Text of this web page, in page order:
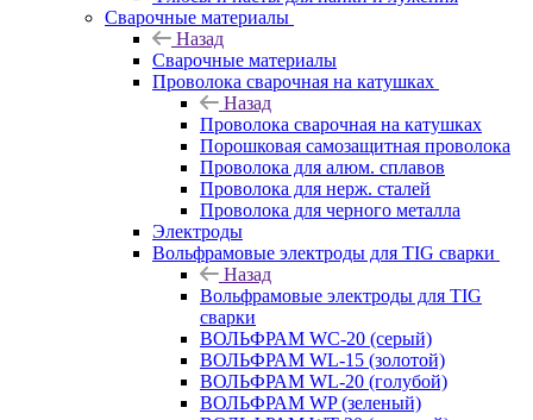
Сварочные материалы
Назад
Сварочные материалы
Проволока сварочная на катушках
Назад
Проволока сварочная на катушках
Порошковая самозащитная проволока
Проволока для алюм. сплавов
Проволока для нерж. сталей
Проволока для черного металла
Электроды
Вольфрамовые электроды для TIG сварки
Назад
Вольфрамовые электроды для TIG
сварки
ВОЛЬФРАМ WC-20 (серый)
ВОЛЬФРАМ WL-15 (золотой)
ВОЛЬФРАМ WL-20 (голубой)
ВОЛЬФРАМ WP (зеленый)